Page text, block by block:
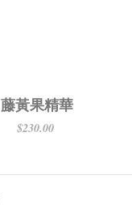
藤黃果精華
$230.00